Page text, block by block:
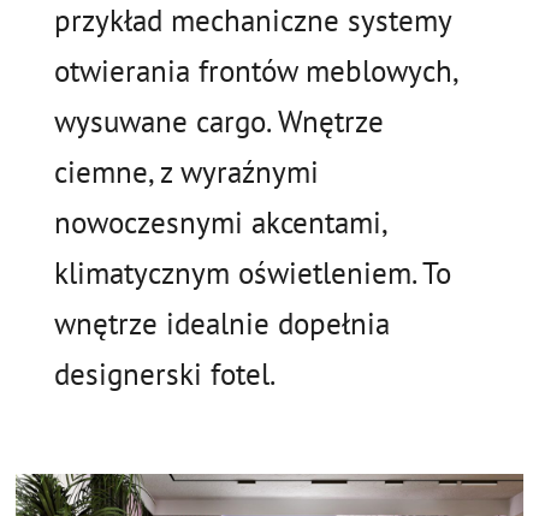
przykład mechaniczne systemy
otwierania frontów meblowych,
wysuwane cargo. Wnętrze
ciemne, z wyraźnymi
nowoczesnymi akcentami,
klimatycznym oświetleniem. To
wnętrze idealnie dopełnia
designerski fotel.